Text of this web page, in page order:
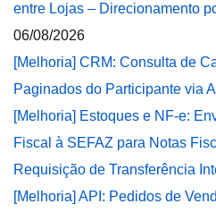
entre Lojas – Direcionamento
06/08/2026
[Melhoria] CRM: Consulta de
Paginados do Participante via
[Melhoria] Estoques e NF-e:
Fiscal à SEFAZ para Notas
Requisição de Transferência
[Melhoria] API: Pedidos de